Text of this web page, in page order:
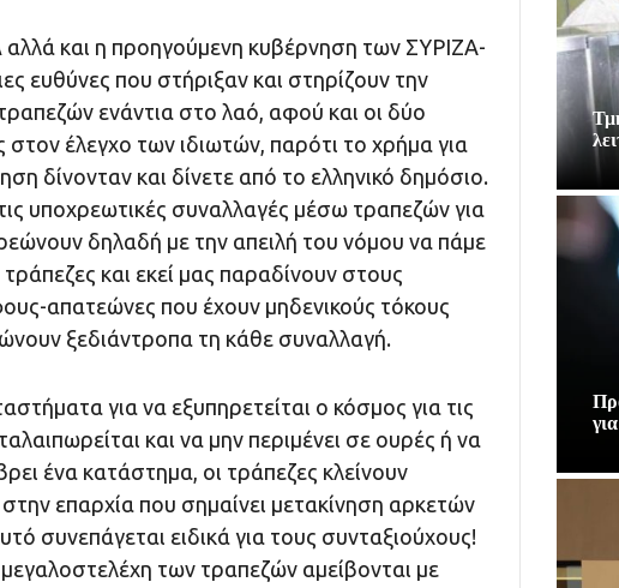
και η προηγούμενη κυβέρνηση των ΣΥΡΙΖΑ-
ευθύνες που στήριξαν και στηρίζουν την
ενάντια στο λαό, αφού και οι δύο
στον έλεγχο των ιδιωτών, παρότι το χρήμα για
δίνονταν και δίνετε από το ελληνικό δημόσιο.
υποχρεωτικές συναλλαγές μέσω τραπεζών για
δηλαδή με την απειλή του νόμου να πάμε
και εκεί μας παραδίνουν στους
απατεώνες που έχουν μηδενικούς τόκους
ξεδιάντροπα τη κάθε συναλλαγή.
για να εξυπηρετείται ο κόσμος για τις
και να μην περιμένει σε ουρές ή να
ένα κατάστημα, οι τράπεζες κλείνουν
επαρχία που σημαίνει μετακίνηση αρκετών
συνεπάγεται ειδικά για τους συνταξιούχους!
των τραπεζών αμείβονται με